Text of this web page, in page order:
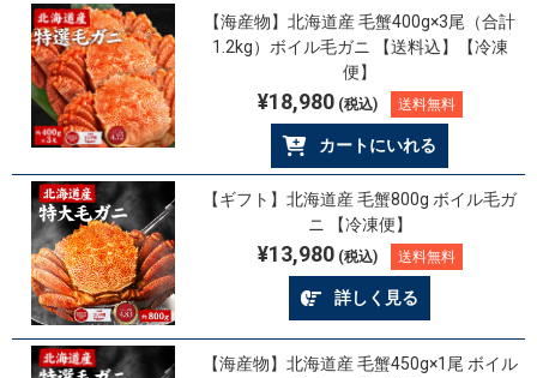
【海産物】北海道産 毛蟹400g×3尾（合計
1.2kg）ボイル毛ガニ 【送料込】【冷凍
便】
¥18,980(税込) 送料無料
カートにいれる
【ギフト】北海道産 毛蟹800g ボイル毛ガ
ニ 【冷凍便】
¥13,980(税込) 送料無料
詳しく見る
【海産物】北海道産 毛蟹450g×1尾 ボイル